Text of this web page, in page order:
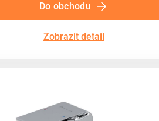
Do obchodu
Zobrazit detail